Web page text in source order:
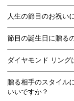
人生の節目のお祝い
節目の誕生日に贈る
ダイヤモンド リング
贈る相手のスタイル
いいですか？